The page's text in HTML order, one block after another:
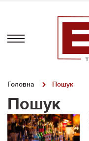
Головна Пошук
Пошук